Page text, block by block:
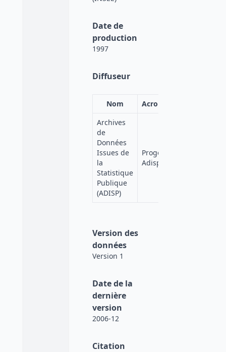
Date de
production
1997
Diffuseur
Nom Acronyme
Archives
de
Données
Issues de
la
Statistique
Publique
(ADISP)
Progedo-
Adisp
Version des
données
Version 1
Date de la
dernière
version
2006-12
Citation